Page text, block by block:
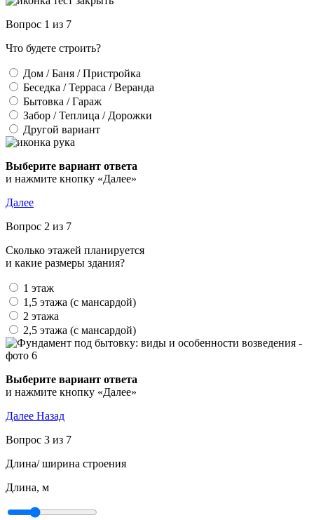
Вопрос 1 из 7
Что будете строить?
Дом / Баня / Пристройка
Беседка / Терраса / Веранда
Бытовка / Гараж
Забор / Теплица / Дорожки
Другой вариант
Выберите вариант ответа
и нажмите кнопку «Далее»
Далее
Вопрос 2 из 7
Сколько этажей планируется
и какие размеры здания?
1 этаж
1,5 этажа (с мансардой)
2 этажа
2,5 этажа (с мансардой)
Выберите вариант ответа
и нажмите кнопку «Далее»
Далее Назад
Вопрос 3 из 7
Длина/ ширина строения
Длина, м